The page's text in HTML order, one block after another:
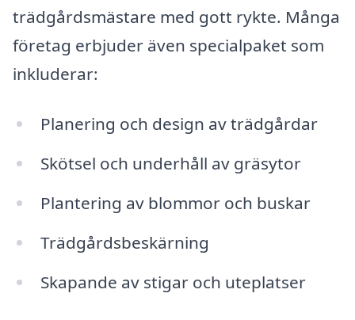
trädgårdsmästare med gott rykte. Många
företag erbjuder även specialpaket som
inkluderar:
Planering och design av trädgårdar
Skötsel och underhåll av gräsytor
Plantering av blommor och buskar
Trädgårdsbeskärning
Skapande av stigar och uteplatser